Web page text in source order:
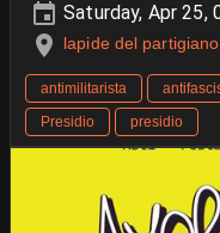
Saturday, Apr 25,
lapide del
antimilitarista
Presidio
presidio